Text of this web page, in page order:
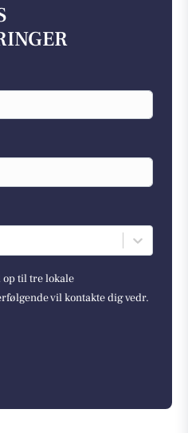
til tre lokale
vil kontakte dig vedr.